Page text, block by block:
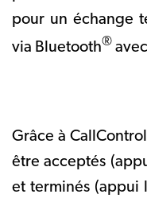
pour un échange
via Bluetooth®
Grâce à
être acceptés
et terminés (appui